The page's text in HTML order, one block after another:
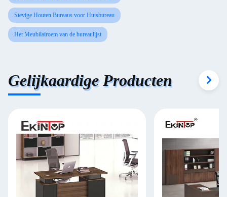
Stevige Houten Bureaus voor Huisbureau
Het Meubilairoem van de bureaulijst
Gelijkaardige Producten